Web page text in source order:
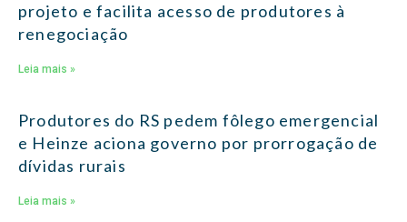
projeto e facilita acesso de produtores à
renegociação
Leia mais »
Produtores do RS pedem fôlego emergencial
e Heinze aciona governo por prorrogação de
dívidas rurais
Leia mais »